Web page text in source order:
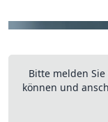
Bitte melden
können und